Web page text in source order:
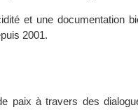
et une documentation
2001.
paix à travers des